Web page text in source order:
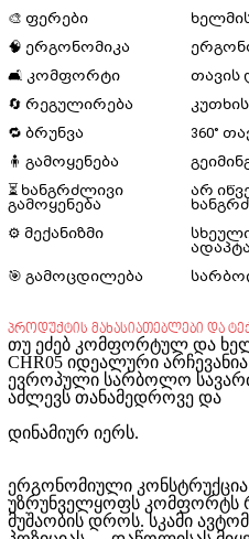
🎨 ფერები
🧠 ერგონომიკა
🛋️ კომფორტი
თავის
🔄 რეგულირება
🔁 ბრუნვა
360°
🧍 გამოყენება
⏳ ხანგრძლივი
გამოყენება
არ
⚙️ მექანიზმი
🎯 გამოცდილება
პროდუქტის მახასიათებლები და
თუ ეძებ კომფორტულ და
CHR05 იდეალური
ევროპული სარბოლო
აძლევს თანამედროვე და
დინამიურ იერს.
ერგონომიული
უზრუნველყოფს კომფორტს
მუშაობის დროს. სკამი